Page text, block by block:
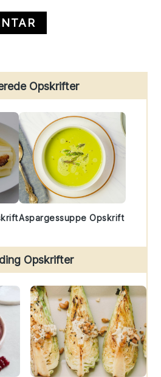
Opskrifter
Aspargessuppe Opskrift
Opskrifter